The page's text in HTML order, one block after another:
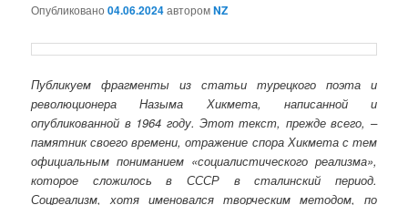
Опубликовано04.06.2024авторомNZ
Публикуем фрагменты из статьи турецкого поэта и
революционера Назыма Хикмета, написанной и
опубликованной в 1964 году. Этот текст, прежде всего, –
памятник своего времени, отражение спора Хикмета с тем
официальным пониманием «социалистического реализма»,
которое сложилось в СССР в сталинский период.
Соцреализм, хотя именовался творческим методом, по